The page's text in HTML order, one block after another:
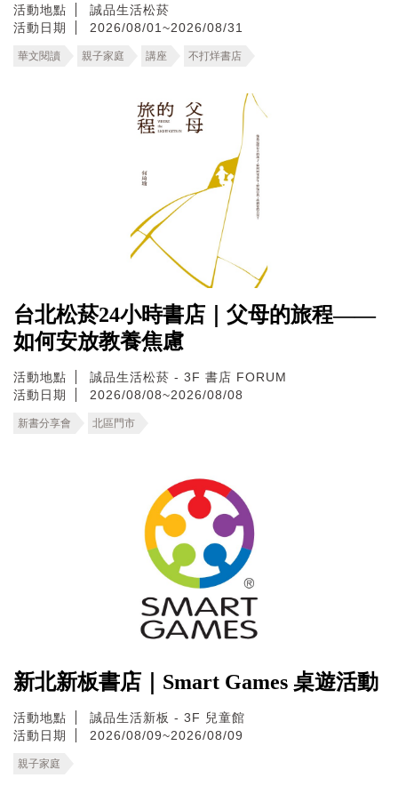
活動地點
誠品生活松菸
活動日期
2026/08/01~2026/08/31
華文閱讀 親子家庭 講座 不打烊書店
台北松菸24小時書店｜父母的旅程——
如何安放教養焦慮
活動地點
誠品生活松菸 - 3F 書店 FORUM
活動日期
2026/08/08~2026/08/08
新書分享會 北區門市
新北新板書店｜Smart Games 桌遊活動
活動地點
誠品生活新板 - 3F 兒童館
活動日期
2026/08/09~2026/08/09
親子家庭